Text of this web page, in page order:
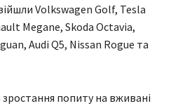
Volkswagen Golf, Tesla
Megane, Skoda Octavia,
Audi Q5, Nissan Rogue та
попиту на вживані